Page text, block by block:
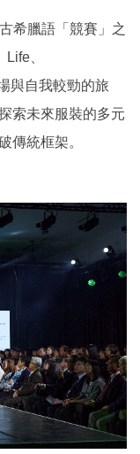
希臘語「競賽」之
、
與自我較勁的旅
索未來服裝的多元
傳統框架。